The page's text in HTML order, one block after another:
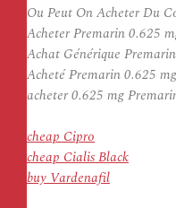
Ou Peut On Acheter Du
Acheter Premarin 0.625
Achat Générique
Acheté Premarin 0.625
acheter 0.625 mg
cheap Cipro
cheap Cialis Black
buy Vardenafil